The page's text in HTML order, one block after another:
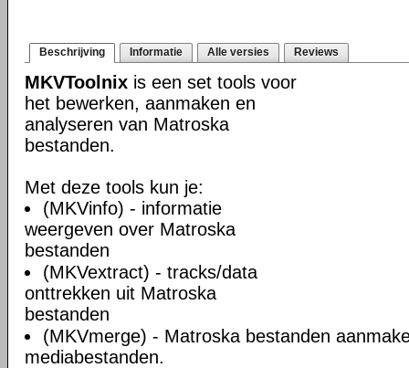
Beschrijving Informatie Alle versies Reviews
MKVToolnix is een set tools voor
het bewerken, aanmaken en
analyseren van Matroska
bestanden.
Met deze tools kun je:
(MKVinfo) - informatie
weergeven over Matroska
bestanden
(MKVextract) - tracks/data
onttrekken uit Matroska
bestanden
(MKVmerge) - Matroska bestanden
mediabestanden.